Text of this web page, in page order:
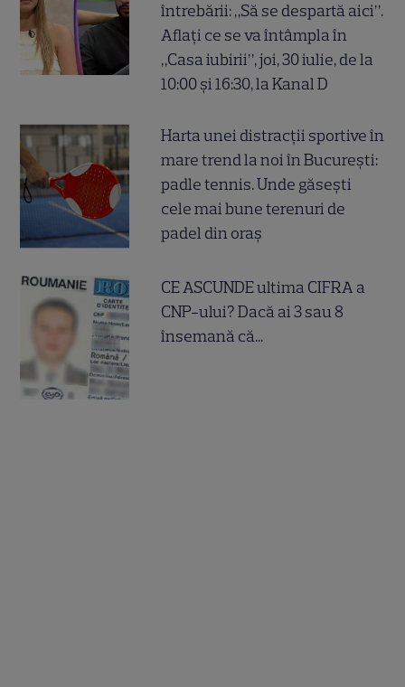
întrebării: „Să se despartă aici”.
Aflați ce se va întâmpla în
„Casa iubirii”, joi, 30 iulie, de la
10:00 și 16:30, la Kanal D
Harta unei distracții sportive în
mare trend la noi în București:
padle tennis. Unde găsești
cele mai bune terenuri de
padel din oraș
CE ASCUNDE ultima CIFRA a
CNP-ului? Dacă ai 3 sau 8
însemană că...